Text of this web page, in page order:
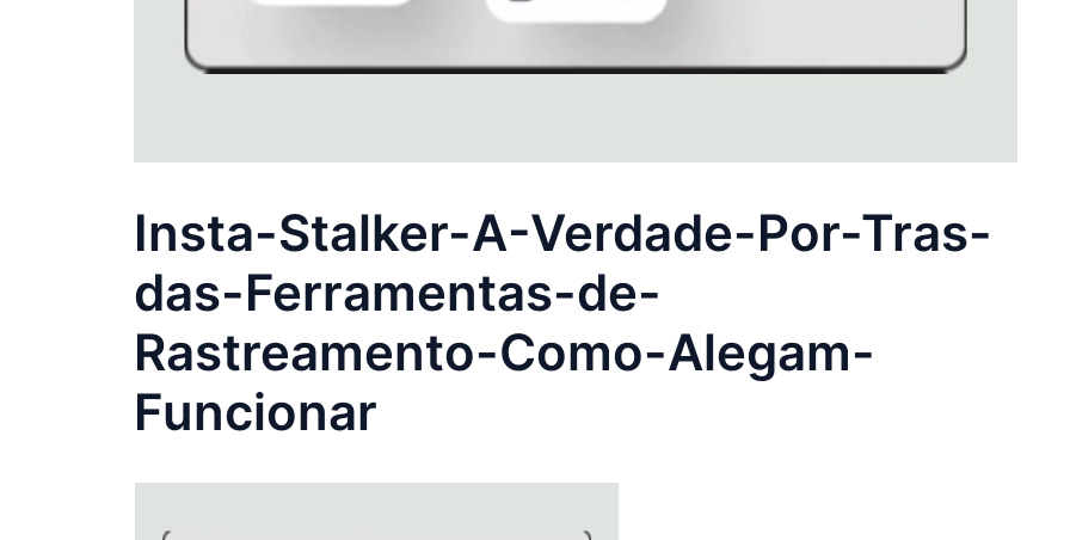
Insta-Stalker-A-Verdade-Por-Tras-
das-Ferramentas-de-
Rastreamento-Como-Alegam-
Funcionar